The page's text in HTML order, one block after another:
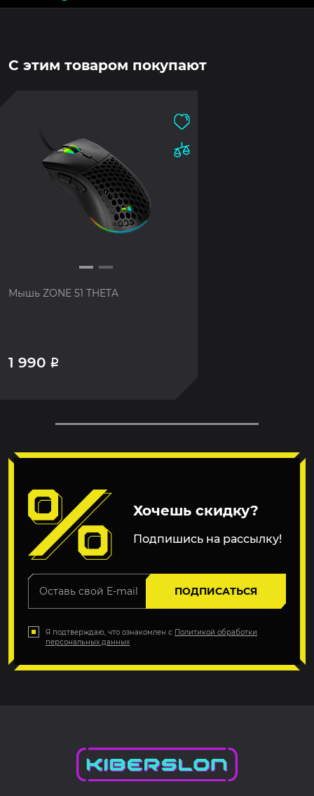
С этим товаром покупают
Мышь ZONE 51 THETA
1 990 Р
Хочешь скидку?
Подпишись на рассылку!
ПОДПИСАТЬСЯ
Я подтверждаю, что ознакомлен с Политикой обработки
персональных данных